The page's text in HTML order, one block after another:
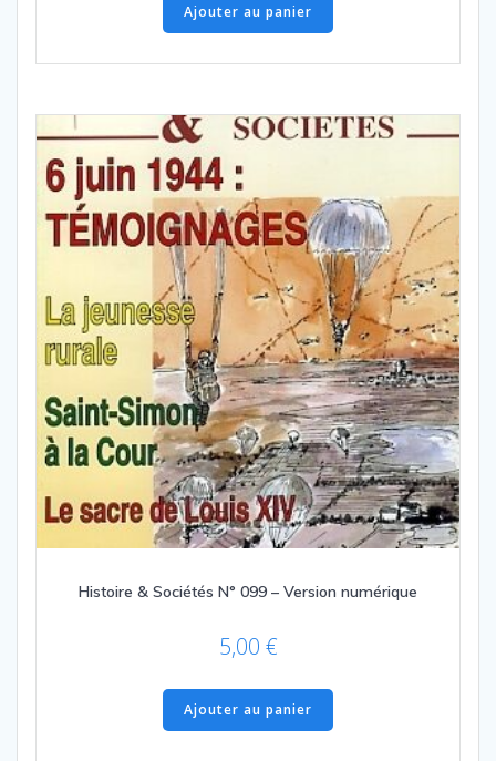
Ajouter au panier
Histoire & Sociétés N° 099 – Version numérique
5,00 €
Ajouter au panier